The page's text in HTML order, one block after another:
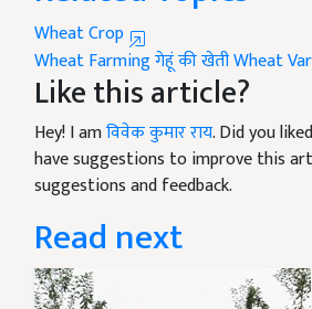
Wheat Crop
Wheat Farming
Like this article?
Hey! I amविवेक कुमार राय. Did you
have suggestions to improve this
suggestions and feedback.
Read next